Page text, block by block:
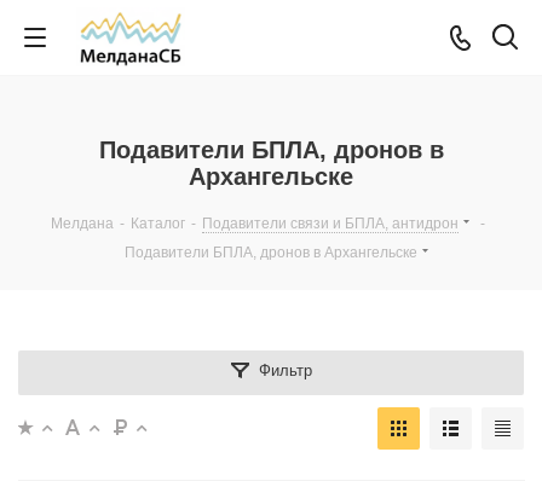
Подавители БПЛА, дронов в
Архангельске
Мелдана - Каталог - Подавители связи и БПЛА, антидрон
-
Подавители БПЛА, дронов в Архангельске
Фильтр